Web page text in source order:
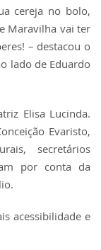
cereja no bolo,
Maravilha vai ter
– destacou o
lado de Eduardo
Elisa Lucinda.
Evaristo,
secretários
por conta da
acessibilidade e